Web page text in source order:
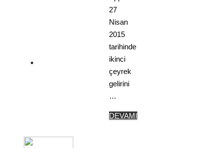
27
Nisan
2015
tarihinde
ikinci
çeyrek
gelirini
…
DEVAMI